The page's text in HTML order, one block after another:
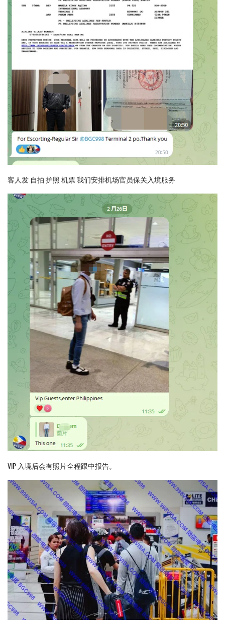
客人发 自拍 护照 机票 我们安排机场官员保关入境服务
VIP 入境后会有照片全程跟中报告。